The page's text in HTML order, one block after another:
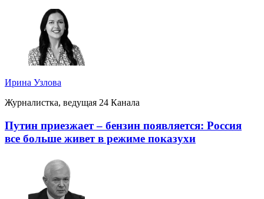
Ирина Узлова
Журналистка, ведущая 24 Канала
Путин приезжает – бензин появляется: Россия
все больше живет в режиме показухи